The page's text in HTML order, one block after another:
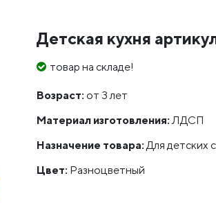
Детская кухня
товар на складе!
Возраст: от 3 лет
Материал изготовления: ЛДСП
Назначение товара: Для детских
Цвет: Разноцветный